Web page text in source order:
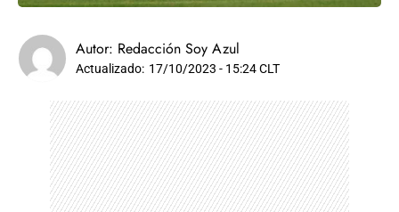
Autor: Redacción Soy Azul
Actualizado: 17/10/2023 - 15:24 CLT